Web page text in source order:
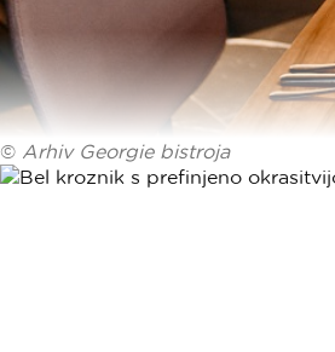
© Arhiv Georgie bistroja